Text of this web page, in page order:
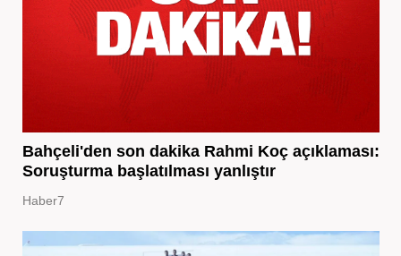
Bahçeli'den son dakika Rahmi Koç açıklaması:
Soruşturma başlatılması yanlıştır
Haber7